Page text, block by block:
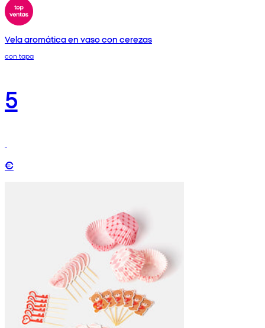
Vela aromática en vaso con cerezas
con tapa
5
€